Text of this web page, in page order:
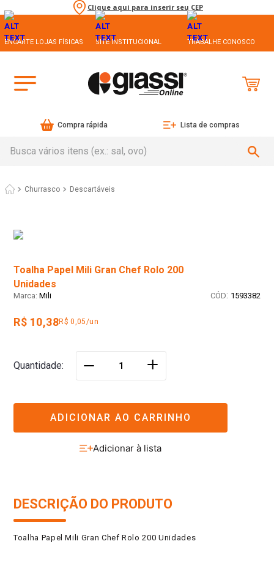
Clique aqui para inserir seu CEP
ENCARTE LOJAS FÍSICAS SITE INSTITUCIONAL TRABALHE CONOSCO
Compra rápida Lista de compras
Churrasco Descartáveis
Toalha Papel Mili Gran Chef Rolo 200
Unidades
Mili : 1593382
R$ 10,38R$ 0,05/un
Quantidade ＋
ADICIONAR AO CARRINHO
DESCRIÇÃO DO PRODUTO
Toalha Papel Mili Gran Chef Rolo 200 Unidades